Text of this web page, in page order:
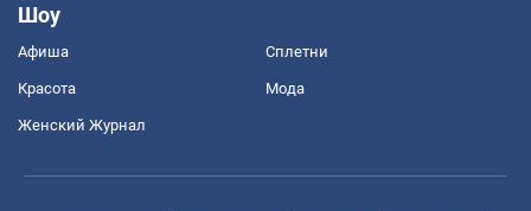
Шоу
Афиша Сплетни
Красота Мода
Женский Журнал